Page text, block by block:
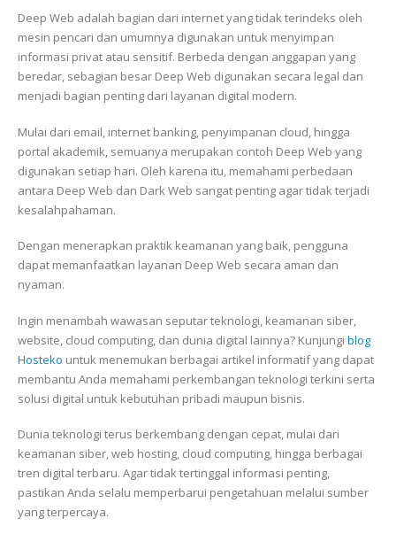
Deep Web adalah bagian dari internet yang tidak terindeks oleh
mesin pencari dan umumnya digunakan untuk menyimpan
informasi privat atau sensitif. Berbeda dengan anggapan yang
beredar, sebagian besar Deep Web digunakan secara legal dan
menjadi bagian penting dari layanan digital modern.
Mulai dari email, internet banking, penyimpanan cloud, hingga
portal akademik, semuanya merupakan contoh Deep Web yang
digunakan setiap hari. Oleh karena itu, memahami perbedaan
antara Deep Web dan Dark Web sangat penting agar tidak terjadi
kesalahpahaman.
Dengan menerapkan praktik keamanan yang baik, pengguna
dapat memanfaatkan layanan Deep Web secara aman dan
nyaman.
Ingin menambah wawasan seputar teknologi, keamanan siber,
website, cloud computing, dan dunia digital lainnya? Kunjungi blog
Hosteko untuk menemukan berbagai artikel informatif yang dapat
membantu Anda memahami perkembangan teknologi terkini serta
solusi digital untuk kebutuhan pribadi maupun bisnis.
Dunia teknologi terus berkembang dengan cepat, mulai dari
keamanan siber, web hosting, cloud computing, hingga berbagai
tren digital terbaru. Agar tidak tertinggal informasi penting,
pastikan Anda selalu memperbarui pengetahuan melalui sumber
yang terpercaya.